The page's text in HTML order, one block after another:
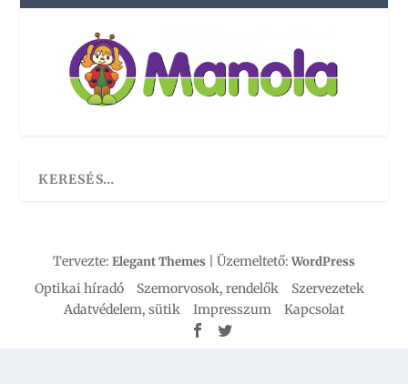
Tervezte: Elegant Themes | Üzemeltető: WordPress
Optikai híradó Szemorvosok, rendelők
Szervezetek
Adatvédelem, sütik
Impresszum Kapcsolat